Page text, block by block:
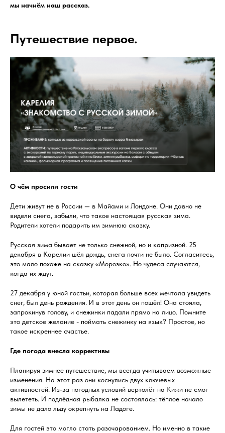
мы начнём наш рассказ.
Путешествие первое.
О чём просили гости
Дети живут не в России — в Майами и Лондоне. Они давно не
видели снега, забыли, что такое настоящая русская зима.
Родители хотели подарить им зимнюю сказку.
Русская зима бывает не только снежной, но и капризной. 25
декабря в Карелии шёл дождь, снега почти не было. Согласитесь,
это мало похоже на сказку «Морозко». Но чудеса случаются,
когда их ждут.
27 декабря у юной гостьи, которая больше всех мечтала увидеть
снег, был день рождения. И в этот день он пошёл! Она стояла,
запрокинув голову, и снежинки падали прямо на лицо. Помните
это детское желание - поймать снежинку на язык? Простое, но
такое искреннее счастье.
Где погода внесла коррективы
Планируя зимнее путешествие, мы всегда учитываем возможные
изменения. На этот раз они коснулись двух ключевых
активностей. Из-за погодных условий вертолёт на Кижи не смог
вылететь. И подлёдная рыбалка не состоялась: тёплое начало
зимы не дало льду окрепнуть на Ладоге.
Для гостей это могло стать разочарованием. Но именно в такие